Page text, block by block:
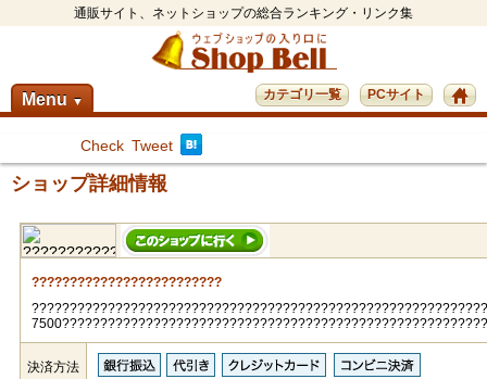
通販サイト、ネットショップの総合ランキング・リンク集
Menu ▼ PCサイト
カテゴリ一覧
Check Tweet
ショップ詳細情報
?????????????????????????
決済方法